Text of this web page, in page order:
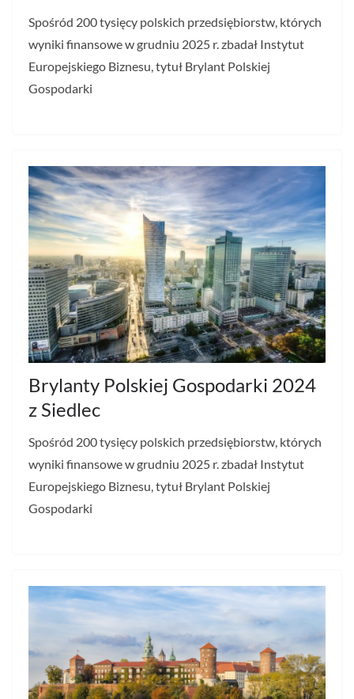
Spośród 200 tysięcy polskich przedsiębiorstw, których
wyniki finansowe w grudniu 2025 r. zbadał Instytut
Europejskiego Biznesu, tytuł Brylant Polskiej
Gospodarki
Brylanty Polskiej Gospodarki 2024
z Siedlec
Spośród 200 tysięcy polskich przedsiębiorstw, których
wyniki finansowe w grudniu 2025 r. zbadał Instytut
Europejskiego Biznesu, tytuł Brylant Polskiej
Gospodarki